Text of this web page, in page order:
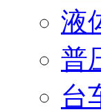
液
普
台